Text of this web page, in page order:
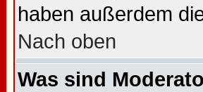
haben außerdem
Nach oben
Was sind